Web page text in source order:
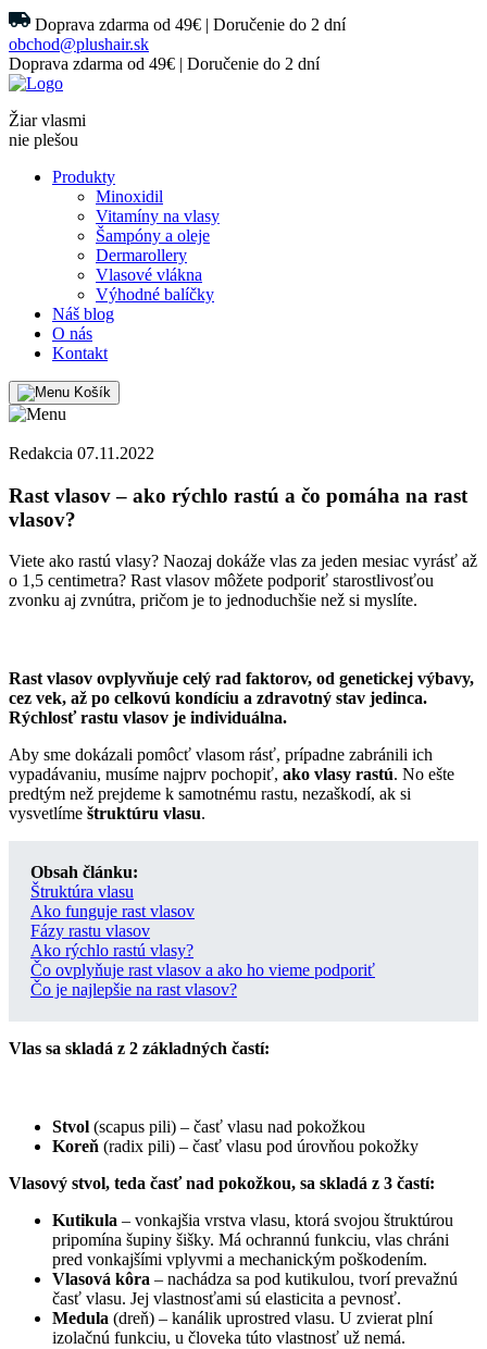
Doprava zdarma od 49€ | Doručenie do 2 dní
obchod@plushair.sk
Doprava zdarma od 49€ | Doručenie do 2 dní
Žiar vlasmi
nie plešou
Produkty
Minoxidil
Vitamíny na vlasy
Šampóny a oleje
Dermarollery
Vlasové vlákna
Výhodné balíčky
Náš blog
O nás
Kontakt
Košík
Redakcia 07.11.2022
Rast vlasov – ako rýchlo rastú a čo pomáha na rast
vlasov?
Viete ako rastú vlasy? Naozaj dokáže vlas za jeden mesiac vyrásť až
o 1,5 centimetra? Rast vlasov môžete podporiť starostlivosťou
zvonku aj zvnútra, pričom je to jednoduchšie než si myslíte.
Rast vlasov ovplyvňuje celý rad faktorov, od genetickej výbavy,
cez vek, až po celkovú kondíciu a zdravotný stav jedinca.
Rýchlosť rastu vlasov je individuálna.
Aby sme dokázali pomôcť vlasom rásť, prípadne zabránili ich
vypadávaniu, musíme najprv pochopiť, ako vlasy rastú. No ešte
predtým než prejdeme k samotnému rastu, nezaškodí, ak si
vysvetlíme štruktúru vlasu.
Obsah článku:
Štruktúra vlasu
Ako funguje rast vlasov
Fázy rastu vlasov
Ako rýchlo rastú vlasy?
Čo ovplyňuje rast vlasov a ako ho vieme podporiť
Čo je najlepšie na rast vlasov?
Vlas sa skladá z 2 základných častí:
Stvol (scapus pili) – časť vlasu nad pokožkou
Koreň (radix pili) – časť vlasu pod úrovňou pokožky
Vlasový stvol, teda časť nad pokožkou, sa skladá z 3 častí:
Kutikula – vonkajšia vrstva vlasu, ktorá svojou štruktúrou
pripomína šupiny šišky. Má ochrannú funkciu, vlas chráni
pred vonkajšími vplyvmi a mechanickým poškodením.
Vlasová kôra – nachádza sa pod kutikulou, tvorí prevažnú
časť vlasu. Jej vlastnosťami sú elasticita a pevnosť.
Medula (dreň) – kanálik uprostred vlasu. U zvierat plní
izolačnú funkciu, u človeka túto vlastnosť už nemá.